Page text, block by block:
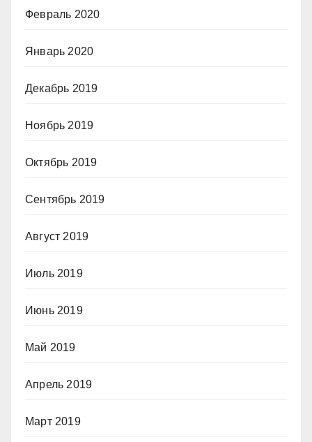
Февраль 2020
Январь 2020
Декабрь 2019
Ноябрь 2019
Октябрь 2019
Сентябрь 2019
Август 2019
Июль 2019
Июнь 2019
Май 2019
Апрель 2019
Март 2019